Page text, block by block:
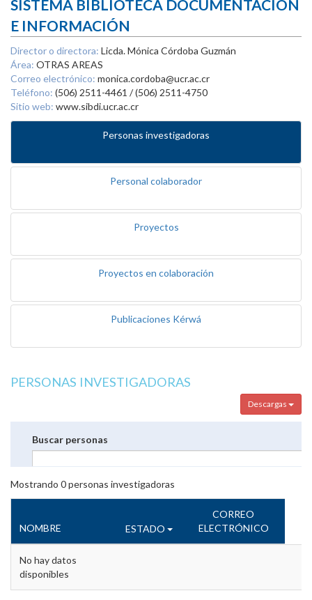
SISTEMA BIBLIOTECA DOCUMENTACIÓN
E INFORMACIÓN
Director o directora: Licda. Mónica Córdoba Guzmán
Área: OTRAS AREAS
Correo electrónico: monica.cordoba@ucr.ac.cr
Teléfono: (506) 2511-4461 / (506) 2511-4750
Sitio web: www.sibdi.ucr.ac.cr
Personas investigadoras
Personal colaborador
Proyectos
Proyectos en colaboración
Publicaciones Kérwá
PERSONAS INVESTIGADORAS
Descargas
Buscar personas
Mostrando 0personas investigadoras
NOMBRE ESTADO
CORREO
ELECTRÓNICO
No hay datos
disponibles